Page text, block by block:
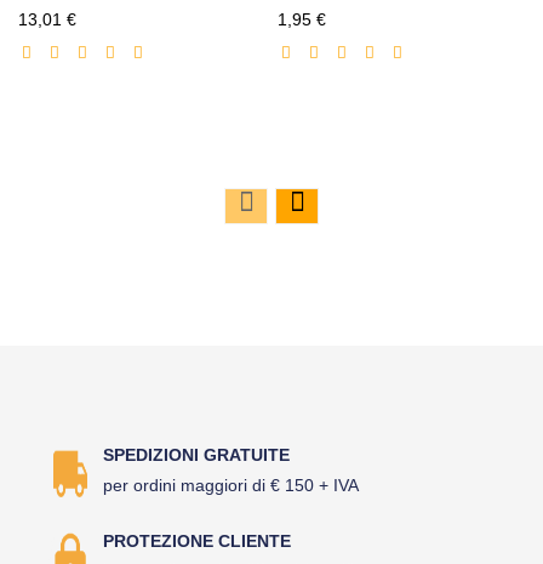
13,01 €Prezzo
scontato
1,95 €Prezzo
scontato
SPEDIZIONI GRATUITE
per ordini maggiori di € 150 + IVA
PROTEZIONE CLIENTE